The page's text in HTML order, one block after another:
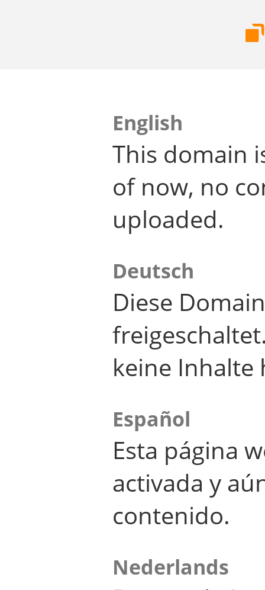
English
This domain
of now, no
uploaded.
Deutsch
Diese
keine Inhalte
Español
Esta página
activada y
contenido.
Nederlands